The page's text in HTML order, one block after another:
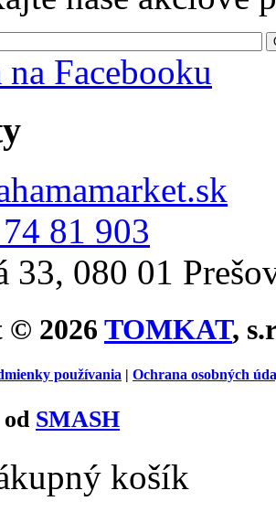
na Facebooku
81 903
33, 080 01
2026 TOMKAT,
používania | Ochrana osobných
SMASH
košík